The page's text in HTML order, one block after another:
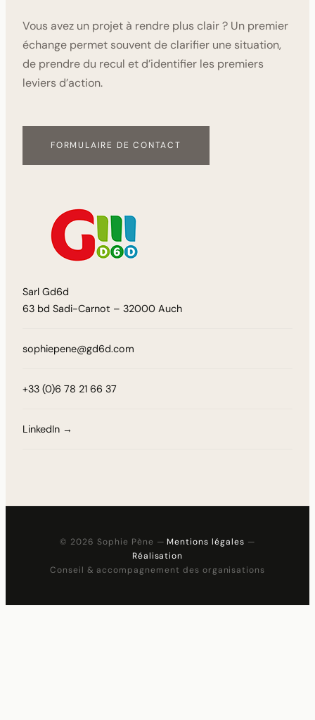
Vous avez un projet à rendre plus clair ? Un premier
échange permet souvent de clarifier une situation,
de prendre du recul et d’identifier les premiers
leviers d’action.
FORMULAIRE DE CONTACT
Sarl Gd6d
63 bd Sadi-Carnot – 32000 Auch
sophiepene@gd6d.com
+33 (0)6 78 21 66 37
LinkedIn →
© 2026 Sophie Pène — Mentions légales —
Réalisation
Conseil & accompagnement des organisations